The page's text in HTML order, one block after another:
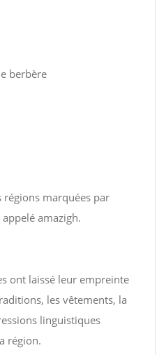
berbère
régions marquées par
amazigh.
ont laissé leur empreinte
les vêtements, la
linguistiques
région.